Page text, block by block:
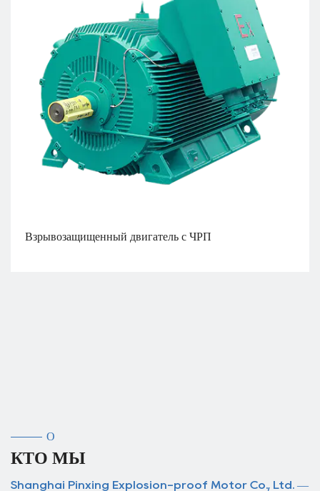
Взрывозащищенный двигатель с ЧРП
О
КТО МЫ
Shanghai Pinxing Explosion-proof Motor Co., Ltd. —